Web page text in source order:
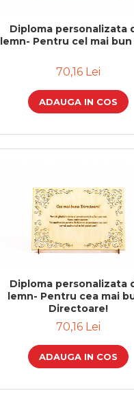
Diploma personalizata
lemn- Pentru cel mai
70,16 Lei
ADAUGA IN COS
Diploma personalizata
lemn- Pentru cea mai
Directoare!
70,16 Lei
ADAUGA IN COS